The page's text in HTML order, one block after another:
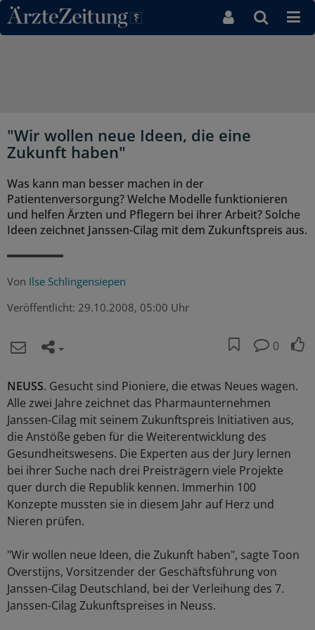
Direkt zum Inhaltsbereich
"Wir wollen neue Ideen, die eine
Zukunft haben"
Was kann man besser machen in der
Patientenversorgung? Welche Modelle funktionieren
und helfen Ärzten und Pflegern bei ihrer Arbeit? Solche
Ideen zeichnet Janssen-Cilag mit dem Zukunftspreis aus.
Von Ilse Schlingensiepen
Veröffentlicht: 29.10.2008, 05:00 Uhr
0
NEUSS. Gesucht sind Pioniere, die etwas Neues wagen.
Alle zwei Jahre zeichnet das Pharmaunternehmen
Janssen-Cilag mit seinem Zukunftspreis Initiativen aus,
die Anstöße geben für die Weiterentwicklung des
Gesundheitswesens. Die Experten aus der Jury lernen
bei ihrer Suche nach drei Preisträgern viele Projekte
quer durch die Republik kennen. Immerhin 100
Konzepte mussten sie in diesem Jahr auf Herz und
Nieren prüfen.
"Wir wollen neue Ideen, die Zukunft haben", sagte Toon
Overstijns, Vorsitzender der Geschäftsführung von
Janssen-Cilag Deutschland, bei der Verleihung des 7.
Janssen-Cilag Zukunftspreises in Neuss.